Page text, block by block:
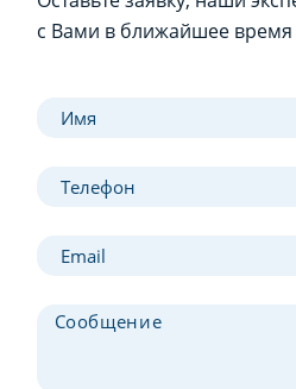
с Вами в ближайшее время